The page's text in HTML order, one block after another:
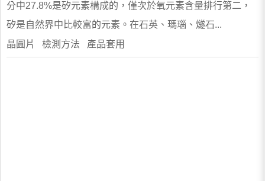
分中27.8%是矽元素構成的，僅次於氧元素含量排行第二，
矽是自然界中比較富的元素。在石英、瑪瑙、燧石...
晶圓片 檢測方法 產品套用